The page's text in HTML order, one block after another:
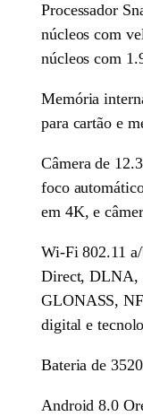
Processador
núcleos com
núcleos com
Memória
para cartão e
Câmera de
foco
em 4K, e
Wi-Fi 802.11
Direct, DLNA,
GLONASS,
digital e
Bateria de
Android 8.0